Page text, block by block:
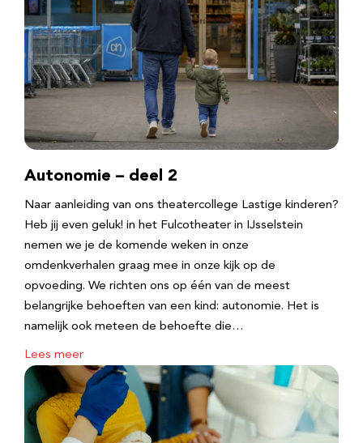
Autonomie – deel 2
Naar aanleiding van ons theatercollege Lastige kinderen?
Heb jij even geluk! in het Fulcotheater in IJsselstein
nemen we je de komende weken in onze
omdenkverhalen graag mee in onze kijk op de
opvoeding. We richten ons op één van de meest
belangrijke behoeften van een kind: autonomie. Het is
namelijk ook meteen de behoefte die…
Lees meer